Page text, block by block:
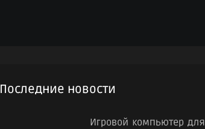
Последние новости
Игровой компьютер для